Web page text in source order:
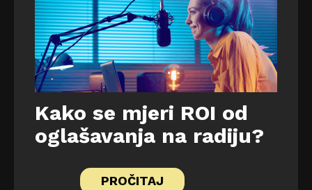
Kako se mjeri ROI od
oglašavanja na radiju?
PROČITAJ